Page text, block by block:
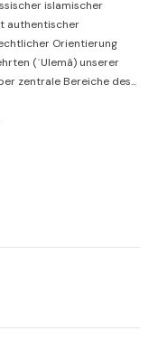
islamischer
authentischer
Orientierung
(ʿUlemâ) unserer
zentrale Bereiche des...